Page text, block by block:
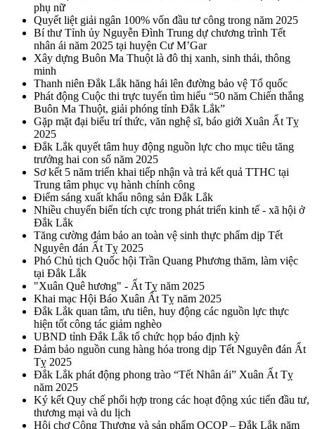
phụ nữ
Quyết liệt giải ngân 100% vốn đầu tư công trong năm 2025
Bí thư Tỉnh ủy Nguyễn Đình Trung dự chương trình Tết
nhân ái năm 2025 tại huyện Cư M’Gar
Xây dựng Buôn Ma Thuột là đô thị xanh, sinh thái, thông
minh
Thanh niên Đắk Lắk hăng hái lên đường bảo vệ Tổ quốc
Phát động Cuộc thi trực tuyến tìm hiểu “50 năm Chiến thắng
Buôn Ma Thuột, giải phóng tỉnh Đắk Lắk”
Gặp mặt đại biểu trí thức, văn nghệ sĩ, báo giới Xuân Ất Tỵ
2025
Đắk Lắk quyết tâm huy động nguồn lực cho mục tiêu tăng
trưởng hai con số năm 2025
Sơ kết 5 năm triển khai tiếp nhận và trả kết quả TTHC tại
Trung tâm phục vụ hành chính công
Điểm sáng xuất khẩu nông sản Đắk Lắk
Nhiều chuyển biến tích cực trong phát triển kinh tế - xã hội ở
Đắk Lắk
Tăng cường đảm bảo an toàn vệ sinh thực phẩm dịp Tết
Nguyên đán Ất Tỵ 2025
Phó Chủ tịch Quốc hội Trần Quang Phương thăm, làm việc
tại Đắk Lắk
"Xuân Quê hương" - Ất Tỵ năm 2025
Khai mạc Hội Báo Xuân Ất Tỵ năm 2025
Đắk Lắk quan tâm, ưu tiên, huy động các nguồn lực thực
hiện tốt công tác giảm nghèo
UBND tỉnh Đắk Lắk tổ chức họp báo định kỳ
Đảm bảo nguồn cung hàng hóa trong dịp Tết Nguyên đán Ất
Tỵ 2025
Đắk Lắk phát động phong trào “Tết Nhân ái” Xuân Ất Tỵ
năm 2025
Ký kết Quy chế phối hợp trong các hoạt động xúc tiến đầu tư,
thương mại và du lịch
Hội chợ Công Thương và sản phẩm OCOP – Đắk Lắk năm